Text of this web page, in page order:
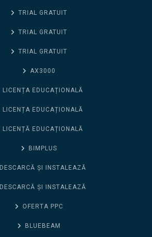
TRIAL GRATUIT
TRIAL GRATUIT
TRIAL GRATUIT
AX3000
LICENȚA EDUCAȚIONALĂ
LICENȚA EDUCAȚIONALĂ
LICENȚĂ EDUCAȚIONALĂ
BIMPLUS
DESCARCĂ ȘI INSTALEAZĂ
DESCARCĂ ȘI INSTALEAZĂ
OFERTA PPC
BLUEBEAM